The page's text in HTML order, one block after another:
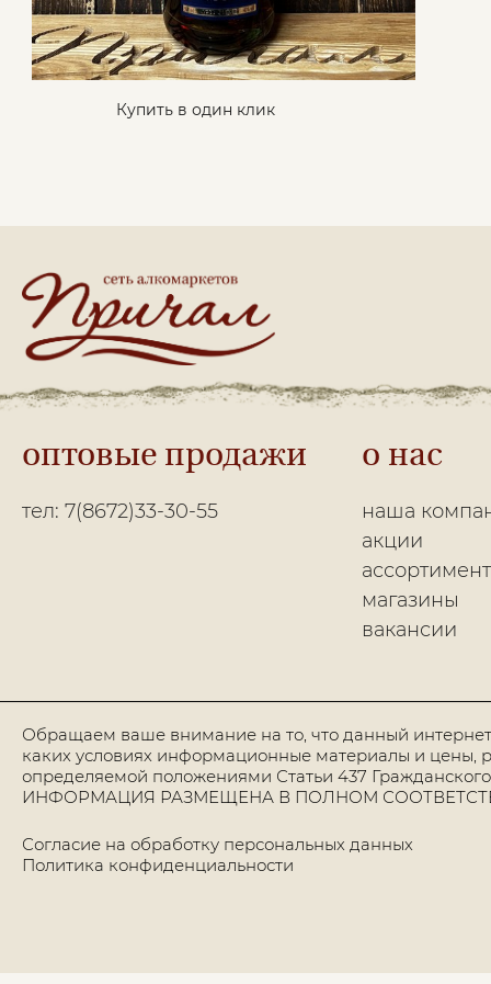
Купить в один клик
оптовые продажи
тел: 7(8672)33-30-55
о нас
наша
акции
ассортимент
магазины
вакансии
Обращаем ваше внимание на то, что данный
каких условиях информационные материалы и цены,
определяемой положениями Статьи 437
ИНФОРМАЦИЯ РАЗМЕЩЕНА В ПОЛНОМ
Согласие на обработку персональных данных
Политика конфиденциальности